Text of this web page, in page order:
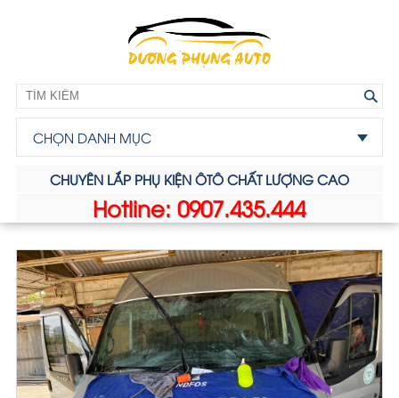
CHỌN DANH MỤC
CHUYÊN LẮP PHỤ KIỆN ÔTÔ CHẤT LƯỢNG CAO
Hotline: 0907.435.444